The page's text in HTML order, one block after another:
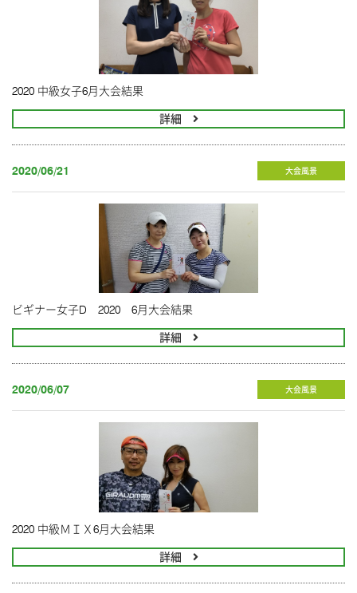
2020 中級女子6月大会結果
詳細
2020/06/21 大会風景
ビギナー女子D 2020 6月大会結果
詳細
2020/06/07 大会風景
2020 中級ＭＩＸ6月大会結果
詳細